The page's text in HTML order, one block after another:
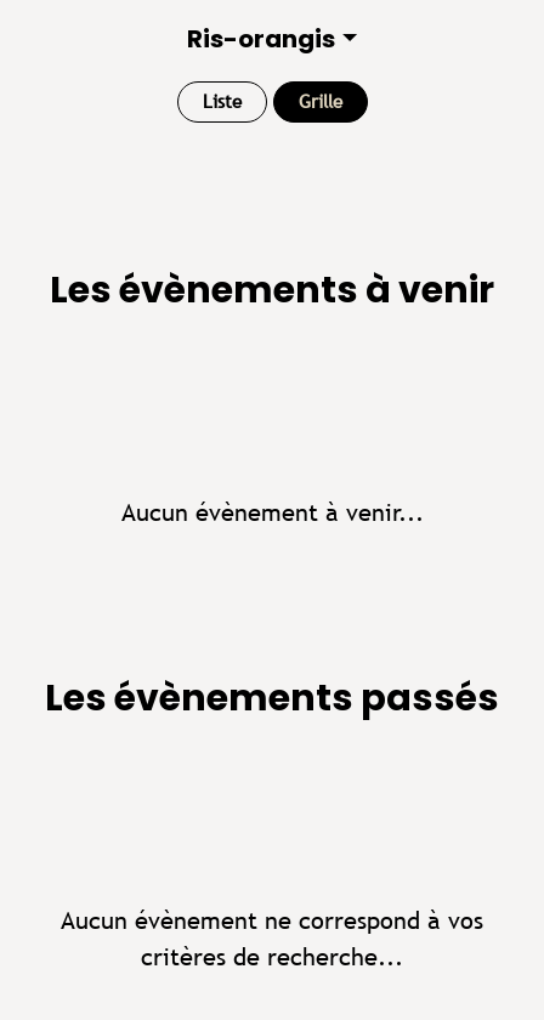
Ris-orangis
Liste Grille
Les évènements à venir
Aucun évènement à venir...
Les évènements passés
Aucun évènement ne correspond à vos
critères de recherche...